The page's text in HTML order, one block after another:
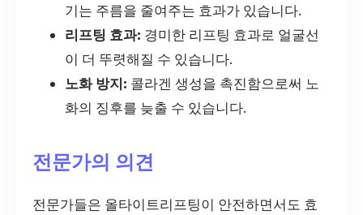
기는 주름을 줄여주는 효과가 있습니다.
리프팅 효과: 경미한 리프팅 효과로 얼굴선
이 더 뚜렷해질 수 있습니다.
노화 방지: 콜라겐 생성을 촉진함으로써 노
화의 징후를 늦출 수 있습니다.
전문가의 의견
전문가들은 올타이트리프팅이 안전하면서도 효